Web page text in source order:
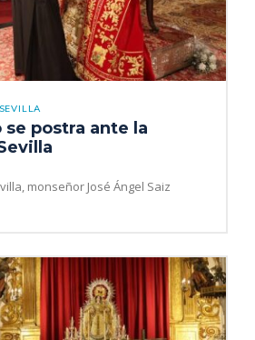
se postra ante la
monseñor José Ángel Saiz